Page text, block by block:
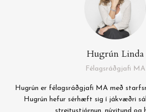
Hugrún Linda
Félagsráðgjafi MA
Hugrún er félagsráðgjafi MA með
Hugrún hefur sérhæft sig í jákvæðri